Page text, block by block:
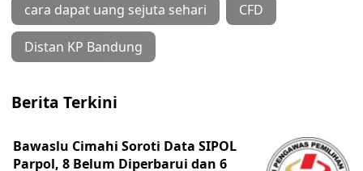
cara dapat uang sejuta sehari CFD
Distan KP Bandung
Berita Terkini
Bawaslu Cimahi Soroti Data SIPOL
Parpol, 8 Belum Diperbarui dan 6